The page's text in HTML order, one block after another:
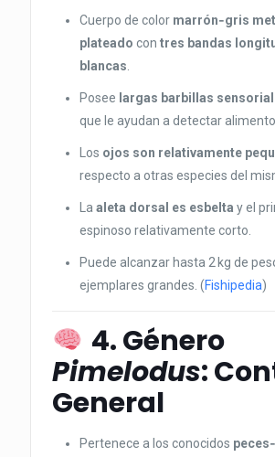
Cuerpo de color marrón‑gris
plateado contres bandas
blancas.
Posee largas barbillas
que le ayudan a detectar
Los ojos son relativamente
respecto a otras especies del
Laaleta dorsal es esbelta y el
espinoso relativamente corto.
Puede alcanzar hasta 2 kg de
ejemplares grandes. (Fishipedia)
4. Género
Pimelodus:
General
Pertenece a los conocidos